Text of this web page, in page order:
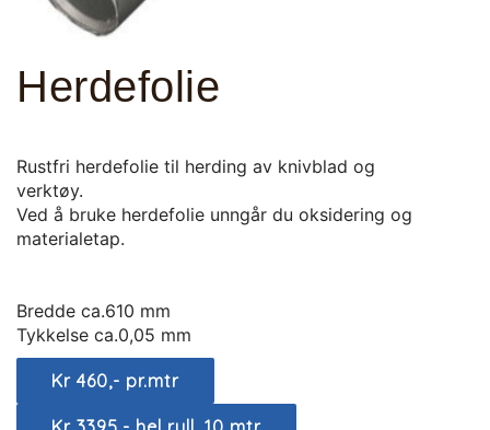
Herdefolie
Rustfri herdefolie til herding av knivblad og
verktøy.
Ved å bruke herdefolie unngår du oksidering og
materialetap.
Bredde ca.610 mm
Tykkelse ca.0,05 mm
Kr 460,- pr.mtr